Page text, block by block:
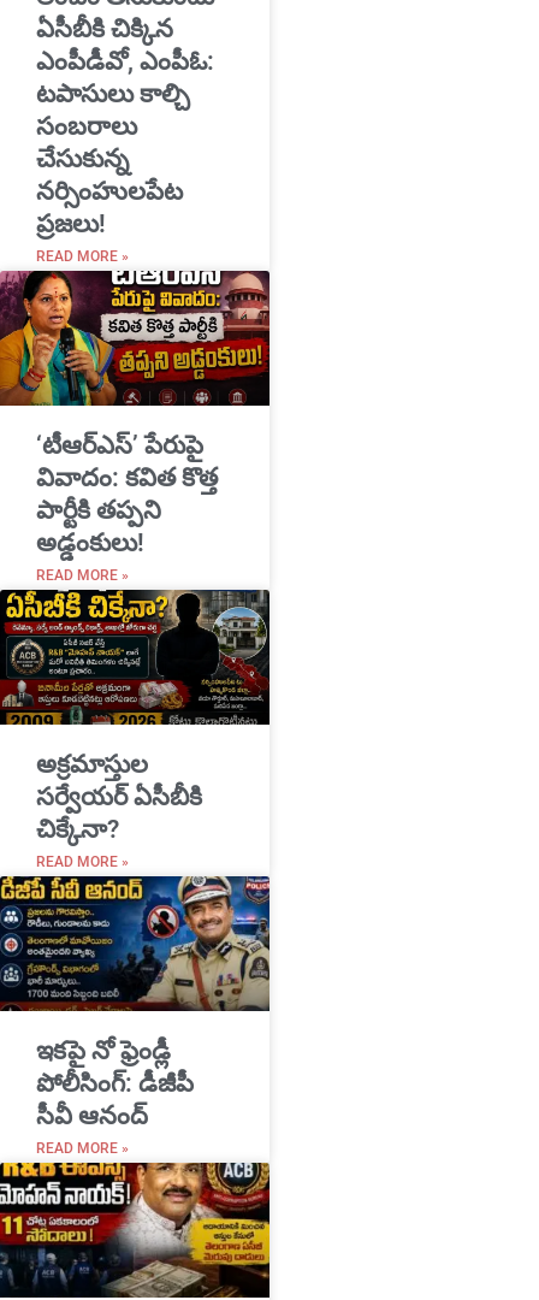
ఏసీబీకి చిక్కిన
ఎంపీడీవో, ఎంపీఓ:
టపాసులు కాల్చి
సంబరాలు
చేసుకున్న
నర్సింహులపేట
ప్రజలు!
READ MORE »
‘టీఆర్ఎస్’ పేరుపై
వివాదం: కవిత కొత్త
పార్టీకి తప్పని
అడ్డంకులు!
READ MORE »
అక్రమాస్తుల
సర్వేయర్ ఏసీబీకి
చిక్కేనా?
READ MORE »
ఇకపై నో ఫ్రెండ్లీ
పోలీసింగ్: డీజీపీ
సీవీ ఆనంద్
READ MORE »